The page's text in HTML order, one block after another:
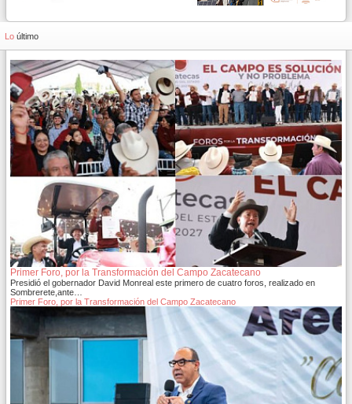
Lo último
Primer Foro, por la Transformación del Campo Zacatecano
Presidió el gobernador David Monreal este primero de cuatro foros, realizado en
Sombrerete,ante…
Primer Foro, por la Transformación del Campo Zacatecano